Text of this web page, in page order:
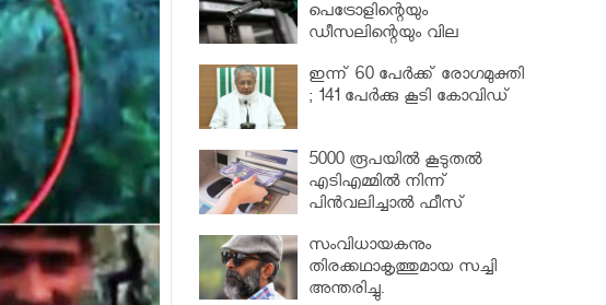
പെട്രോളിന്റെയും
ഡീസലിന്റെയും വില
ഇന്ന് 60 പേർക്ക് രോഗമുക്തി
; 141 പേര്‍ക്കു കൂടി കോവിഡ്
5000 രൂപയിൽ കൂടുതൽ
എടിഎമ്മിൽ നിന്ന്
പിൻവലിച്ചാൽ ഫീസ്
സംവിധായകനും
തിരക്കഥാകൃത്തുമായ സച്ചി
അന്തരിച്ചു.